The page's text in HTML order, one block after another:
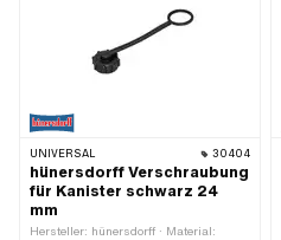
UNIVERSAL 30404
hünersdorff Verschraubung
für Kanister schwarz 24
mm
Hersteller: hünersdorff · Material: